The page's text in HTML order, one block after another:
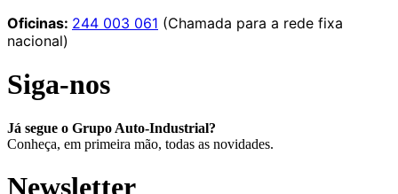
Oficinas: 244 003 061 (Chamada para a rede fixa
nacional)
Siga-nos
Já segue o Grupo Auto-Industrial?
Conheça, em primeira mão, todas as novidades.
Newsletter